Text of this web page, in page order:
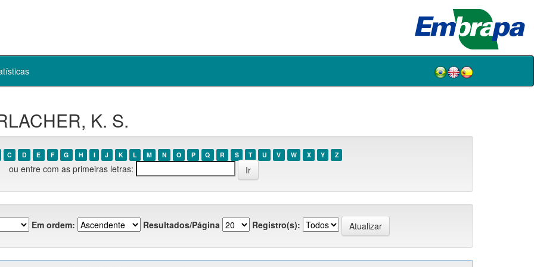
K. S.
C D E F G H I J K L M N O P Q R S T U V W X Y Z
ou entre com as primeiras letras:
Em ordem: Resultados/Página Registro(s):